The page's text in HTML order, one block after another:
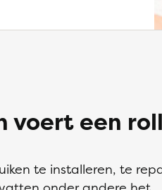
voert een
te installeren, te